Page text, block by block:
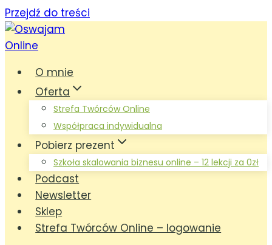
Przejdź do treści
O mnie
Oferta
Strefa Twórców Online
Współpraca indywidualna
Pobierz prezent
Szkoła skalowania biznesu online – 12 lekcji za 0zł
Podcast
Newsletter
Sklep
Strefa Twórców Online – logowanie